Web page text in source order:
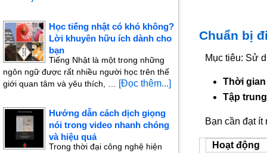
Chuẩn bị
Mục tiêu: Sử
Thời
Tập
Bạn cần đạt
Hoạt động
Học tiếng nhật có khó không?
Lời khuyên hữu ích dành cho
bạn
Tiếng Nhật là một trong những
ngôn ngữ được rất nhiều người học trên thế
giới quan tâm và yêu thích, …
[Đọc thêm...]
Hướng dẫn cách dịch giọng
nói trong video nhanh chóng
và hiệu quả
Trong thời đại công nghệ hiện